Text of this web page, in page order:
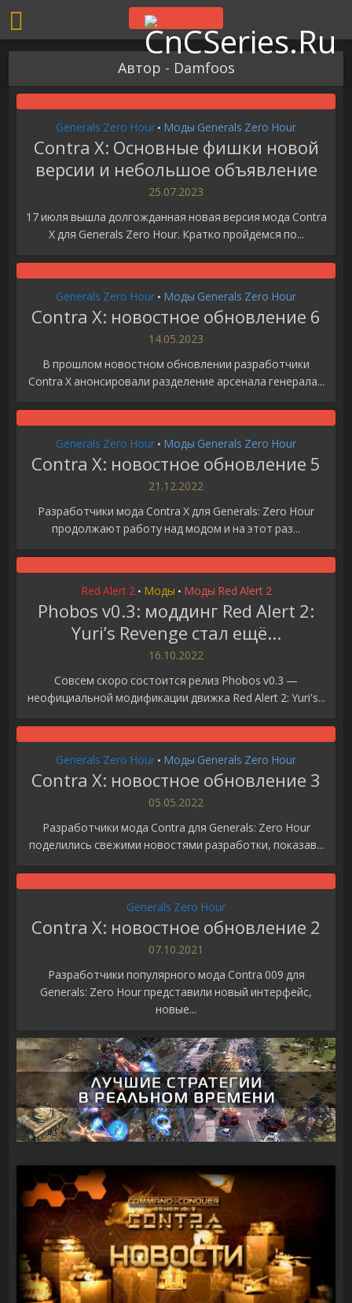
Автор - Damfoos
Generals Zero Hour • Моды Generals Zero Hour
Contra X: Основные фишки новой
версии и небольшое объявление
25.07.2023
17 июля вышла долгожданная новая версия мода Contra
X для Generals Zero Hour. Кратко пройдёмся по...
Generals Zero Hour • Моды Generals Zero Hour
Contra X: новостное обновление 6
14.05.2023
В прошлом новостном обновлении разработчики
Contra X анонсировали разделение арсенала генерала...
Generals Zero Hour • Моды Generals Zero Hour
Contra X: новостное обновление 5
21.12.2022
Разработчики мода Contra X для Generals: Zero Hour
продолжают работу над модом и на этот раз...
Red Alert 2 • Моды • Моды Red Alert 2
Phobos v0.3: моддинг Red Alert 2:
Yuri’s Revenge стал ещё...
16.10.2022
Совсем скоро состоится релиз Phobos v0.3 —
неофициальной модификации движка Red Alert 2: Yuri's...
Generals Zero Hour • Моды Generals Zero Hour
Contra X: новостное обновление 3
05.05.2022
Разработчики мода Contra для Generals: Zero Hour
поделились свежими новостями разработки, показав...
Generals Zero Hour
Contra X: новостное обновление 2
07.10.2021
Разработчики популярного мода Contra 009 для
Generals: Zero Hour представили новый интерфейс,
новые...